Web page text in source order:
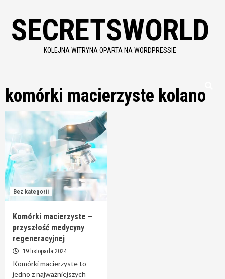
contentSECRETSWORLD
KOLEJNA WITRYNA OPARTA NA WORDPRESSIE
komórki macierzyste kolano
Bez kategorii
Komórki macierzyste –
przyszłość medycyny
regeneracyjnej
19 listopada 2024
Komórki macierzyste to
jedno z najważniejszych